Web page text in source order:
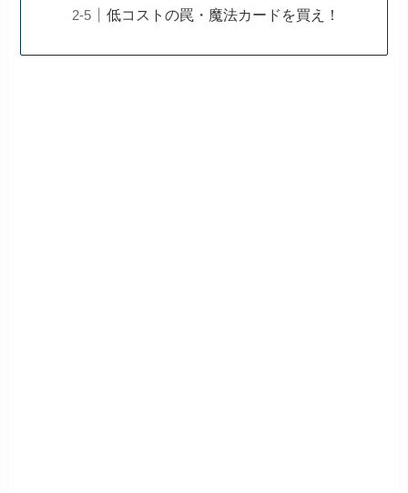
低コストの罠・魔法カードを買え！